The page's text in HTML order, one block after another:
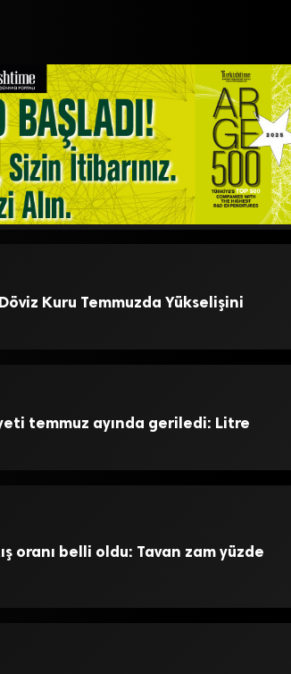
Kuru Temmuzda Yükselişini
temmuz ayında geriledi: Litre
oranı belli oldu: Tavan zam yüzde